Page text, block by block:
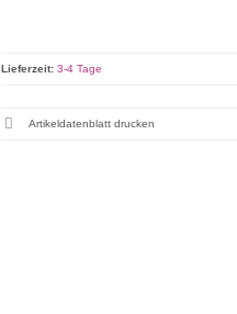
Lieferzeit: 3-4 Tage
Artikeldatenblatt drucken